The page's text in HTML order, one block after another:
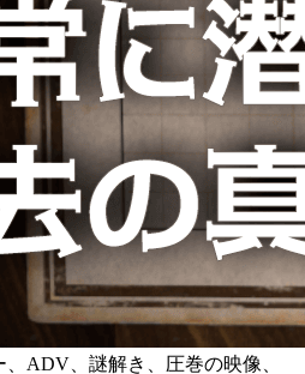
ADV、謎解き、圧巻の映像、